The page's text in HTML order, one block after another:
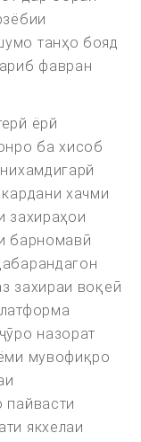
танҳо бояд
фавран
ёрй
ба хисоб
хачми
захираҳои
барномавӣ
захираи воқеӣ
назорат
мувофиқро
пайвасти
якхелаи